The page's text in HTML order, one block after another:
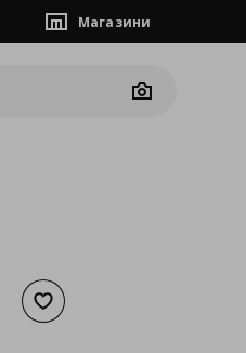
Магазини
Camera
Добави към списъка с